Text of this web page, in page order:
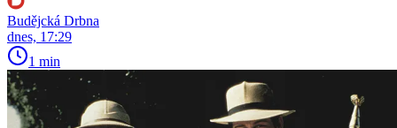
Budějcká Drbna
dnes, 17:29
1 min